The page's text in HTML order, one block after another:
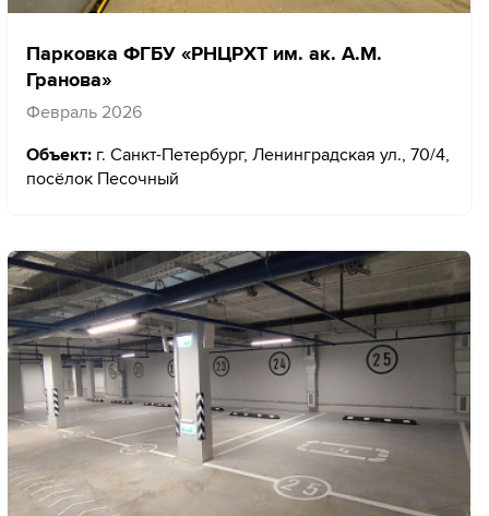
Парковка ФГБУ «РНЦРХТ им. ак. А.М.
Гранова»
Февраль 2026
Объект: г. Санкт-Петербург, Ленинградская ул., 70/4,
посёлок Песочный